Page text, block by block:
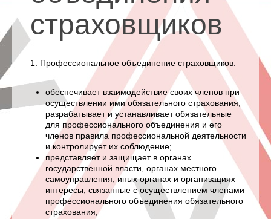
страховщиков
1. Профессиональное объединение страховщиков:
обеспечивает взаимодействие своих членов при
осуществлении ими обязательного страхования,
разрабатывает и устанавливает обязательные
для профессионального объединения и его
членов правила профессиональной деятельности
и контролирует их соблюдение;
представляет и защищает в органах
государственной власти, органах местного
самоуправления, иных органах и организациях
интересы, связанные с осуществлением членами
профессионального объединения обязательного
страхования;